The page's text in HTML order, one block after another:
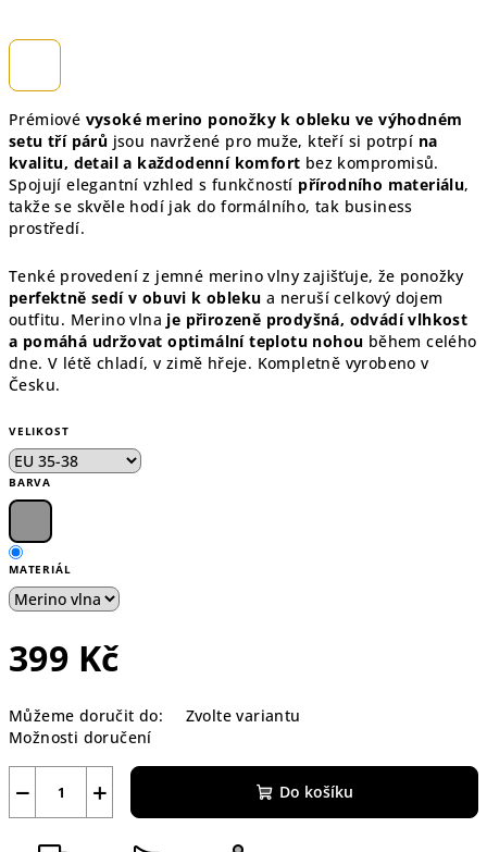
Prémiové vysoké merino ponožky k obleku ve výhodném
setu tří párů jsou navržené pro muže, kteří si potrpí na
kvalitu, detail a každodenní komfort bez kompromisů.
Spojují elegantní vzhled s funkčností přírodního materiálu,
takže se skvěle hodí jak do formálního, tak business
prostředí.
Tenké provedení z jemné merino vlny zajišťuje, že ponožky
perfektně sedí v obuvi k obleku a neruší celkový dojem
outfitu. Merino vlna je přirozeně prodyšná, odvádí vlhkost
a pomáhá udržovat optimální teplotu nohou během celého
dne. V létě chladí, v zimě hřeje. Kompletně vyrobeno v
Česku.
VELIKOST
BARVA
MATERIÁL
399 Kč
cena:
Můžeme doručit do:
Zvolte variantu
Možnosti doručení
+
− Do košíku